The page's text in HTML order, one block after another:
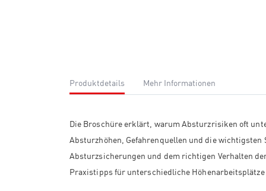
Produktdetails
Die Broschüre erklärt, warum Absturzrisiken oft
Absturzhöhen, Gefahrenquellen und die
Absturzsicherungen und dem richtigen Verhalten
Praxistipps für unterschiedliche
Mehr Informationen